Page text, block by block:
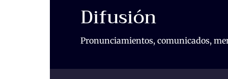
Difusión
Pronunciamientos, comunicados,